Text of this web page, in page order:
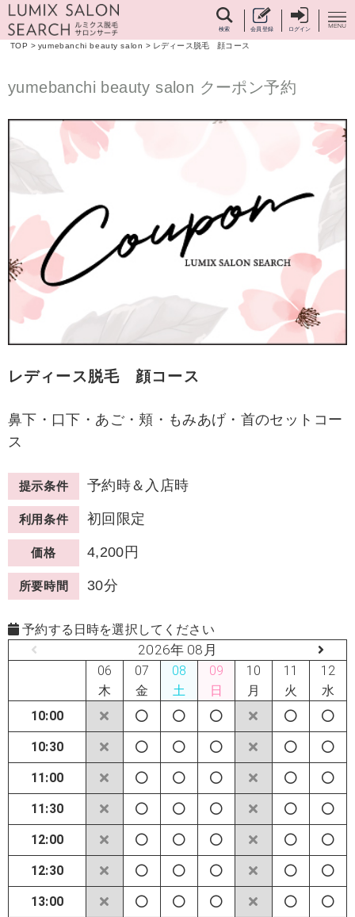
検索 会員登録 ログイン
TOP > yumebanchi beauty salon > レディース脱毛 顔コース
yumebanchi beauty salon クーポン予約
レディース脱毛 顔コース
鼻下・口下・あご・頬・もみあげ・首のセットコー
ス
提示条件 予約時＆入店時
利用条件 初回限定
価格 4,200円
所要時間 30分
予約する日時を選択してください
2026年 08月
06
木
07
金
08
土
09
日
10
月
11
火
12
水
10:00
10:30
11:00
11:30
12:00
12:30
13:00